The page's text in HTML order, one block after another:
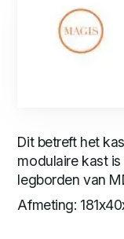
Dit betreft het
modulaire kast
legborden van
Afmeting: